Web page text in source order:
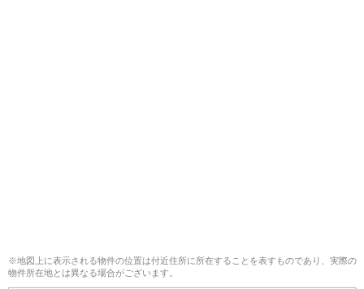
※地図上に表示される物件の位置は付近住所に所在することを表すものであり、実際の
物件所在地とは異なる場合がございます。